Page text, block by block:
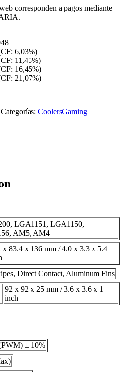
corresponden a pagos mediante
6,03%)
11,45%)
16,45%)
21,07%)
Categorías: CoolersGaming
LGA1151, LGA1150,
AM5, AM4
x 83.4 x 136 mm / 4.0 x 3.3 x 5.4
Direct Contact, Aluminum Fins
92 x 92 x 25 mm / 3.6 x 3.6 x 1
inch
± 10%